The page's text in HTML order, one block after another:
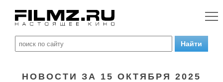
НОВОСТИ ЗА 15 ОКТЯБРЯ 2025